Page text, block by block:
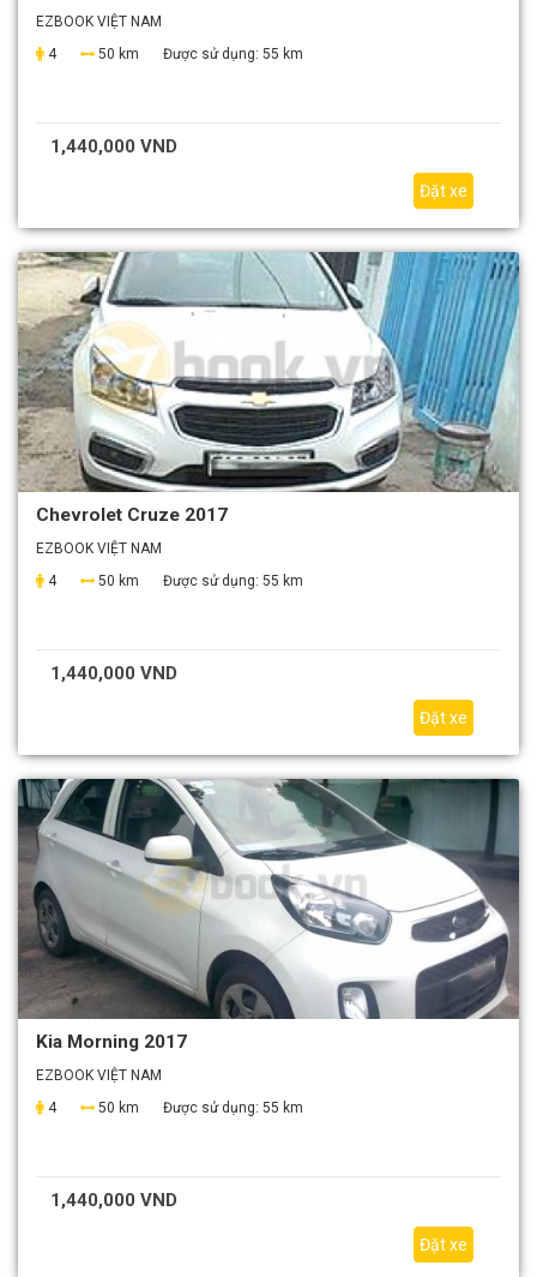
EZBOOK VIỆT NAM
4
50 km Được sử dụng: 55 km
1,440,000 VND
Đặt xe
Chevrolet Cruze 2017
EZBOOK VIỆT NAM
4
50 km Được sử dụng: 55 km
1,440,000 VND
Đặt xe
Kia Morning 2017
EZBOOK VIỆT NAM
4
50 km Được sử dụng: 55 km
1,440,000 VND
Đặt xe